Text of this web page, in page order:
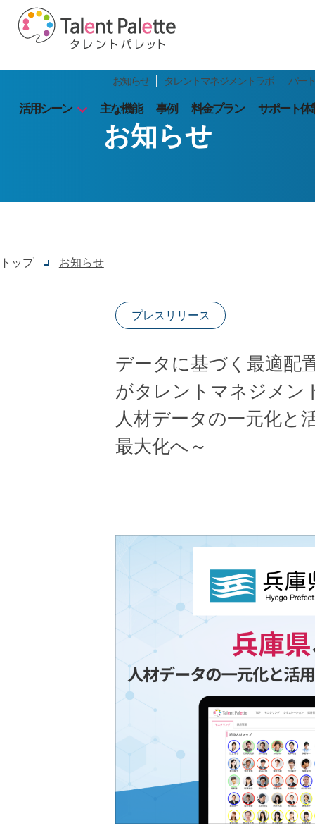
お知らせ タレントマネジメントラボ パー
活用シーン 主な機能 事例 料金プラン サポート体
お知らせ
トップ お知らせ
プレスリリース
データに基づく最適配
がタレントマネジメン
人材データの一元化と
最大化へ～